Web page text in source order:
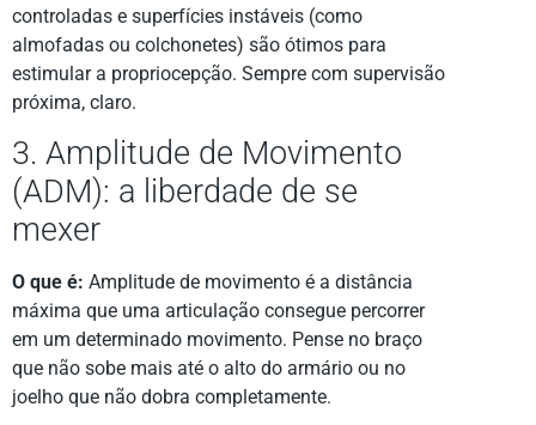
controladas e superfícies instáveis (como
almofadas ou colchonetes) são ótimos para
estimular a propriocepção. Sempre com supervisão
próxima, claro.
3. Amplitude de Movimento
(ADM): a liberdade de se
mexer
O que é: Amplitude de movimento é a distância
máxima que uma articulação consegue percorrer
em um determinado movimento. Pense no braço
que não sobe mais até o alto do armário ou no
joelho que não dobra completamente.